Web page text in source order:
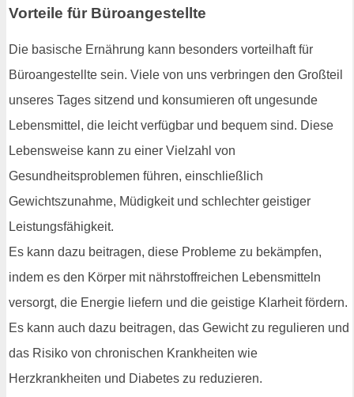
Vorteile für Büroangestellte
Die basische Ernährung kann besonders vorteilhaft für
Büroangestellte sein. Viele von uns verbringen den Großteil
unseres Tages sitzend und konsumieren oft ungesunde
Lebensmittel, die leicht verfügbar und bequem sind. Diese
Lebensweise kann zu einer Vielzahl von
Gesundheitsproblemen führen, einschließlich
Gewichtszunahme, Müdigkeit und schlechter geistiger
Leistungsfähigkeit.
Es kann dazu beitragen, diese Probleme zu bekämpfen,
indem es den Körper mit nährstoffreichen Lebensmitteln
versorgt, die Energie liefern und die geistige Klarheit fördern.
Es kann auch dazu beitragen, das Gewicht zu regulieren und
das Risiko von chronischen Krankheiten wie
Herzkrankheiten und Diabetes zu reduzieren.